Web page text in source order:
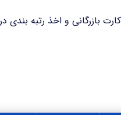
و اخذ رتبه بندی در کمترین